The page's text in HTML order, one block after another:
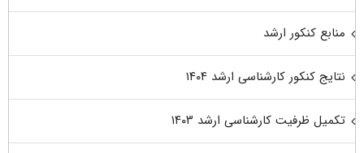
منابع کنکور ارشد
نتایج کنکور کارشناسی ارشد ۱۴۰۴
تکمیل ظرفیت کارشناسی ارشد ۱۴۰۳